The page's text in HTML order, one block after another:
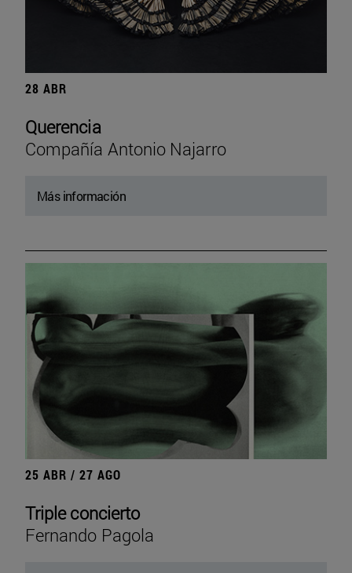
28 ABR
Querencia
Compañía Antonio Najarro
Más información
25 ABR / 27 AGO
Triple concierto
Fernando Pagola